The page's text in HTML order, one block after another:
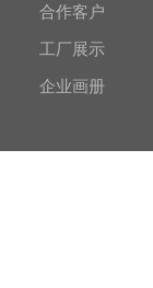
合作客户
工厂展示
企业画册